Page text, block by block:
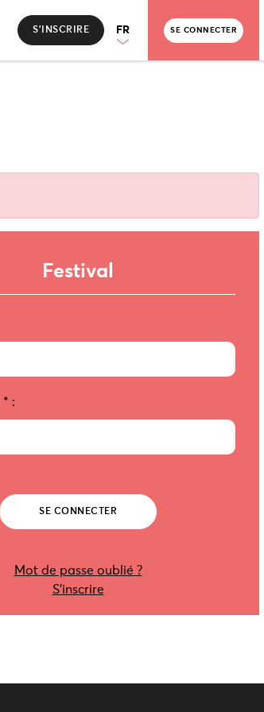
S’INSCRIRE FR SE CONNECTER
Festival
* :
Mot de passe oublié ?
S’inscrire